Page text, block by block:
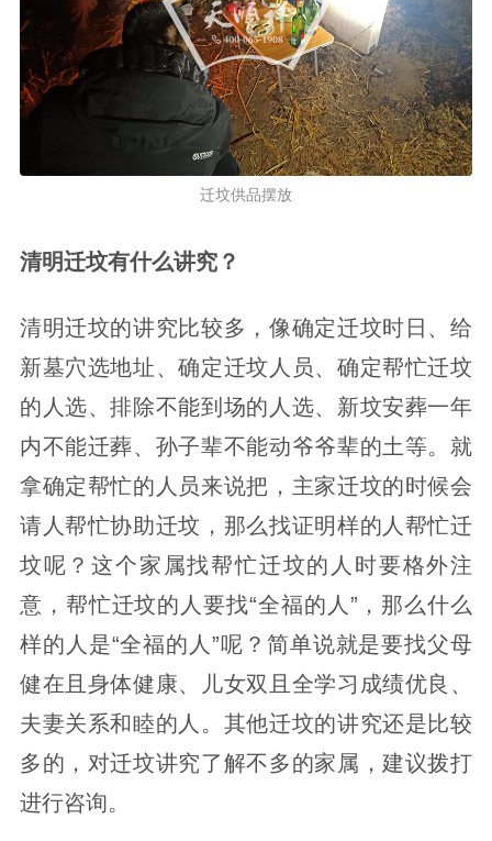
迁坟供品摆放
清明迁坟有什么讲究？
清明迁坟的讲究比较多，像确定迁坟时日、给
新墓穴选地址、确定迁坟人员、确定帮忙迁坟
的人选、排除不能到场的人选、新坟安葬一年
内不能迁葬、孙子辈不能动爷爷辈的土等。就
拿确定帮忙的人员来说把，主家迁坟的时候会
请人帮忙协助迁坟，那么找证明样的人帮忙迁
坟呢？这个家属找帮忙迁坟的人时要格外注
意，帮忙迁坟的人要找“全福的人”，那么什么
样的人是“全福的人”呢？简单说就是要找父母
健在且身体健康、儿女双且全学习成绩优良、
夫妻关系和睦的人。其他迁坟的讲究还是比较
多的，对迁坟讲究了解不多的家属，建议拨打
进行咨询。